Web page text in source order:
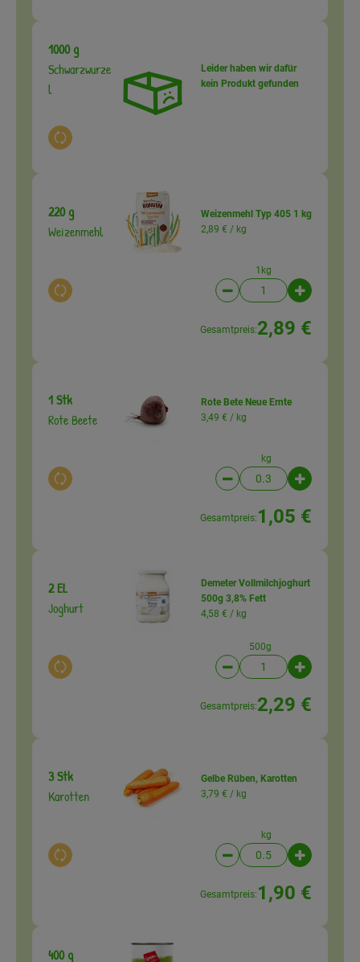
1000 g
Schwarzwurze
l
Auswahl ändern
Leider haben wir dafür
kein Produkt gefunden
220 g
Weizenmehl
Auswahl ändern
Weizenmehl Typ 405 1 kg
2,89 € / kg
1kg
Artikelanzahl
Gesamtpreis:2,89 €
1 Stk
Rote Beete
Auswahl ändern
Rote Bete Neue Ernte
3,49 € / kg
kg
Artikelanzahl
Gesamtpreis: 1,05 €
2 EL
Joghurt
Auswahl ändern
Demeter Vollmilchjoghurt
500g 3,8% Fett
4,58 € / kg
500g
Artikelanzahl
Gesamtpreis:2,29 €
3 Stk
Karotten
Auswahl ändern
Gelbe Rüben, Karotten
3,79 € / kg
kg
Artikelanzahl
Gesamtpreis: 1,90 €
400 g